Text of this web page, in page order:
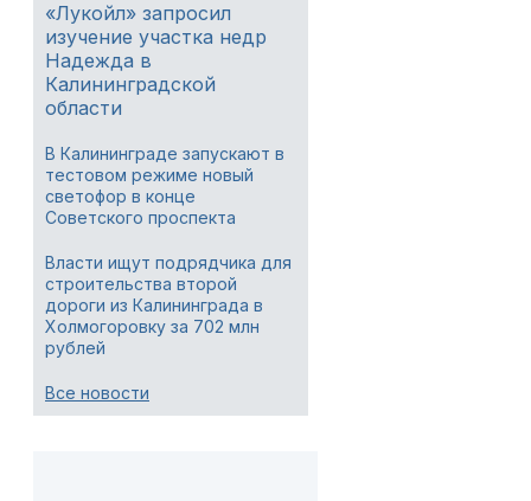
«Лукойл» запросил
изучение участка недр
Надежда в
Калининградской
области
В Калининграде запускают в
тестовом режиме новый
светофор в конце
Советского проспекта
Власти ищут подрядчика для
строительства второй
дороги из Калининграда в
Холмогоровку за 702 млн
рублей
Все новости